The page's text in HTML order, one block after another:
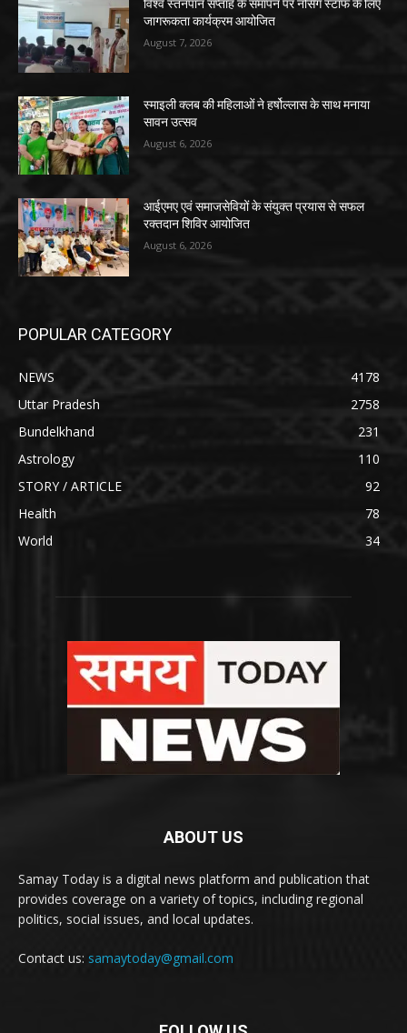
विश्व स्तनपान सप्ताह के समापन पर नर्सिंग स्टाफ के लिए
जागरूकता कार्यक्रम आयोजित
August 7, 2026
स्माइली क्लब की महिलाओं ने हर्षोल्लास के साथ मनाया
सावन उत्सव
August 6, 2026
आईएमए एवं समाजसेवियों के संयुक्त प्रयास से सफल
रक्तदान शिविर आयोजित
August 6, 2026
POPULAR CATEGORY
NEWS
4178
Uttar Pradesh
2758
Bundelkhand
231
Astrology
110
STORY / ARTICLE
92
Health
78
World
34
ABOUT US
Samay Today is a digital news platform and publication that
provides coverage on a variety of topics, including regional
politics, social issues, and local updates.
Contact us: samaytoday@gmail.com